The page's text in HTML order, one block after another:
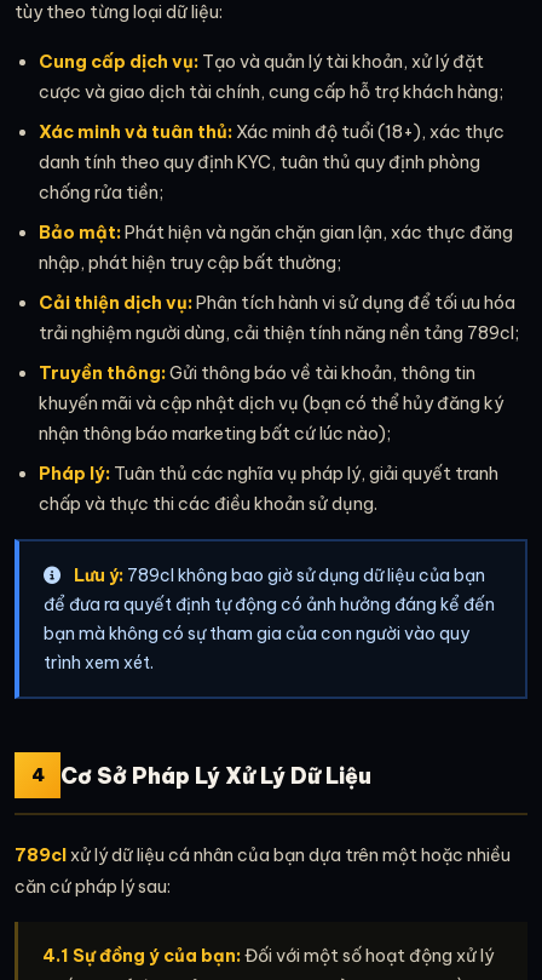
tùy theo từng loại dữ liệu:
Cung cấp dịch vụ: Tạo và quản lý tài khoản, xử lý đặt
cược và giao dịch tài chính, cung cấp hỗ trợ khách hàng;
Xác minh và tuân thủ: Xác minh độ tuổi (18+), xác thực
danh tính theo quy định KYC, tuân thủ quy định phòng
chống rửa tiền;
Bảo mật:Phát hiện và ngăn chặn gian lận, xác thực đăng
nhập, phát hiện truy cập bất thường;
Cải thiện dịch vụ:Phân tích hành vi sử dụng để tối ưu hóa
trải nghiệm người dùng, cải thiện tính năng nền tảng 789cl;
Truyền thông:Gửi thông báo về tài khoản, thông tin
khuyến mãi và cập nhật dịch vụ (bạn có thể hủy đăng ký
nhận thông báo marketing bất cứ lúc nào);
Pháp lý: Tuân thủ các nghĩa vụ pháp lý, giải quyết tranh
chấp và thực thi các điều khoản sử dụng.
Lưu ý: 789cl không bao giờ sử dụng dữ liệu của bạn
để đưa ra quyết định tự động có ảnh hưởng đáng kể đến
bạn mà không có sự tham gia của con người vào quy
trình xem xét.
4 Cơ Sở Pháp Lý Xử Lý Dữ Liệu
789clxử lý dữ liệu cá nhân của bạn dựa trên một hoặc nhiều
căn cứ pháp lý sau:
4.1 Sự đồng ý của bạn:Đối với một số hoạt động xử lý